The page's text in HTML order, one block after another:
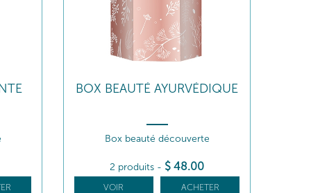
BOX BEAUTÉ AYURVÉDIQUE
Box beauté découverte
2 produits - $ 48.00
VOIR ACHETER